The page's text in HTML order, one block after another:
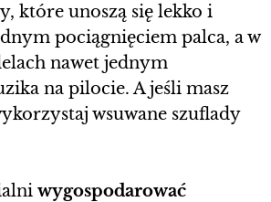
które unoszą się lekko i
pociągnięciem palca, a w
nawet jednym
na pilocie. A jeśli masz
wsuwane szuflady
wygospodarować